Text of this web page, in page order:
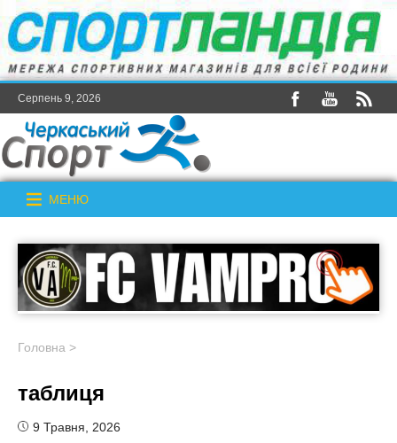
Серпень 9, 2026
МЕНЮ
Головна >
таблиця
9 Травня, 2026